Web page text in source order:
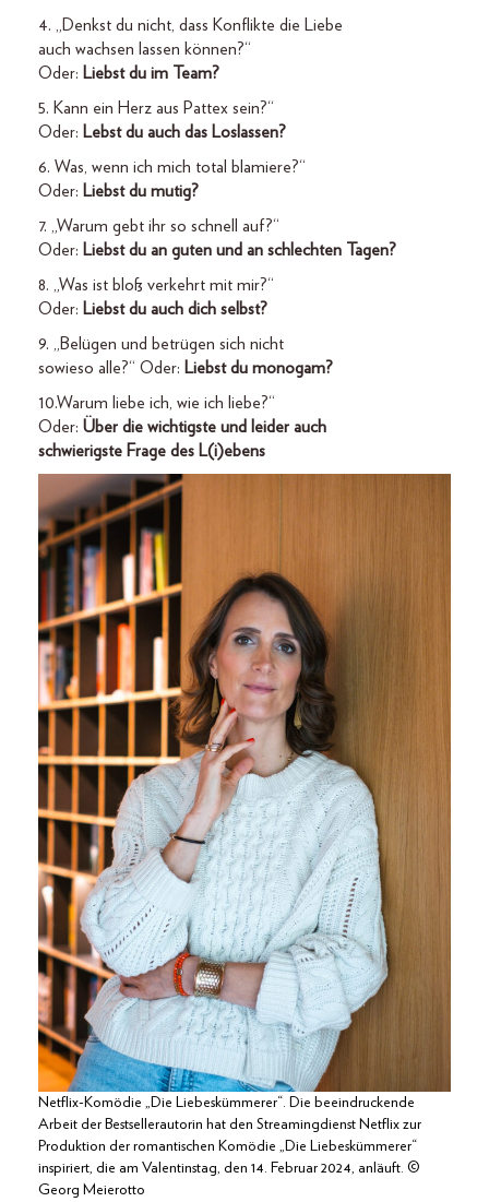
4. „Denkst du nicht, dass Konflikte die Liebe
auch wachsen lassen können?“
Oder: Liebst du im Team?
5. Kann ein Herz aus Pattex sein?“
Oder: Lebst du auch das Loslassen?
6. Was, wenn ich mich total blamiere?“
Oder: Liebst du mutig?
7. „Warum gebt ihr so schnell auf?“
Oder: Liebst du an guten und an schlechten Tagen?
8. „Was ist bloß verkehrt mit mir?“
Oder: Liebst du auch dich selbst?
9. „Belügen und betrügen sich nicht
sowieso alle?“ Oder: Liebst du monogam?
10.Warum liebe ich, wie ich liebe?“
Oder: Über die wichtigste und leider auch
schwierigste Frage des L(i)ebens
Netflix-Komödie „Die Liebeskümmerer“. Die beeindruckende
Arbeit der Bestsellerautorin hat den Streamingdienst Netflix zur
Produktion der romantischen Komödie „Die Liebeskümmerer“
inspiriert, die am Valentinstag, den 14. Februar 2024, anläuft. ©
Georg Meierotto